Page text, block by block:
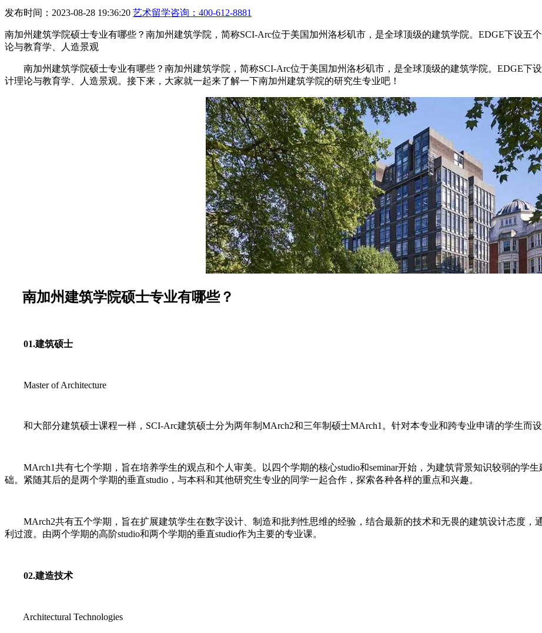
发布时间：2023-08-28 19:36:20 艺术留学咨询： 400-612-8881
南加州建筑学院硕士专业有哪些？南加州建筑学院，简称SCI-Arc位于美国加州洛杉矶市，是全球顶级的建筑学院。EDGE下设五
论与教育学、人造景观
南加州建筑学院硕士专业有哪些？南加州建筑学院，简称SCI-Arc位于美国加州洛杉矶市，是全球顶级的建筑学院。EDGE下
计理论与教育学、人造景观。接下来，大家就一起来了解一下南加州建筑学院的研究生专业吧！
南加州建筑学院硕士专业有哪些？
01.建筑硕士
Master of Architecture
和大部分建筑硕士课程一样，SCI-Arc建筑硕士分为两年制MArch2和三年制硕士MArch1。针对本专业和跨专业申请的学生而设
MArch1共有七个学期，旨在培养学生的观点和个人审美。以四个学期的核心studio和seminar开始，为建筑背景知识较弱的学
础。紧随其后的是两个学期的垂直studio，与本科和其他研究生专业的同学一起合作，探索各种各样的重点和兴趣。
MArch2共有五个学期，旨在扩展建筑学生在数字设计、制造和批判性思维的经验，结合最新的技术和无畏的建筑设计态度，
利过渡。由两个学期的高阶studio和两个学期的垂直studio作为主要的专业课。
02.建造技术
Architectural Technologies